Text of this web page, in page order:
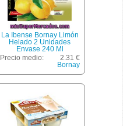
La Ibense Bornay Limón
Helado 2 Unidades
Envase 240 Ml
Precio medio:
2.31 €
Bornay